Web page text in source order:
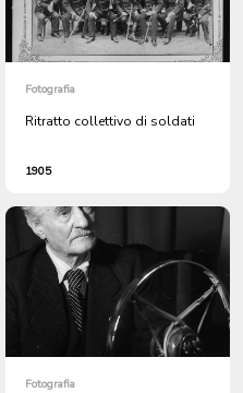
Fotografia
Ritratto collettivo di soldati
1905
Fotografia